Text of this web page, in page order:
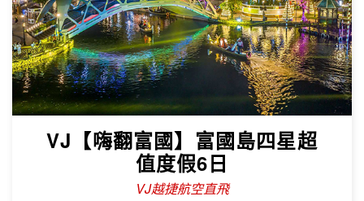
VJ【嗨翻富國】富國島四星超
值度假6日
VJ越捷航空直飛